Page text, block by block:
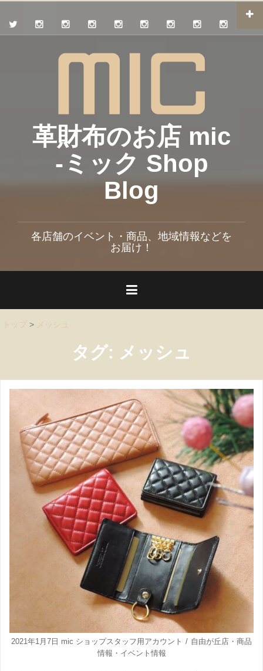
革財布のお店 mic
-ミック Shop
Blog
各店舗のイベント・商品、地域情報などを
お届け！
トップ > メッシュ
タグ: メッシュ
2021年1月7日 mic ショップスタッフ用アカウント 自由が丘店 ・ 商品
情報 ・ イベント情報